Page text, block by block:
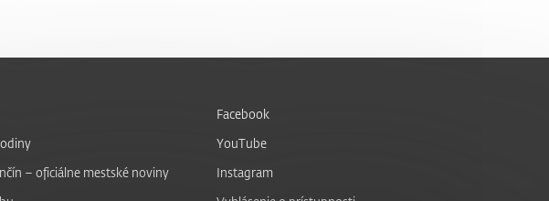
– oficiálne mestské noviny
Facebook
YouTube
Instagram